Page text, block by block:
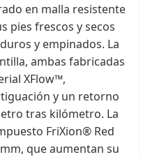
en malla resistente
pies frescos y secos
y empinados. La
ambas fabricadas
XFlow™,
y un retorno
tras kilómetro. La
FriXion® Red
que aumentan su